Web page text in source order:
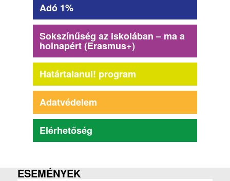
Adó 1%
Sokszínűség az iskolában – ma a
holnapért (Erasmus+)
Határtalanul! program
Adatvédelem
Elérhetőség
ESEMÉNYEK